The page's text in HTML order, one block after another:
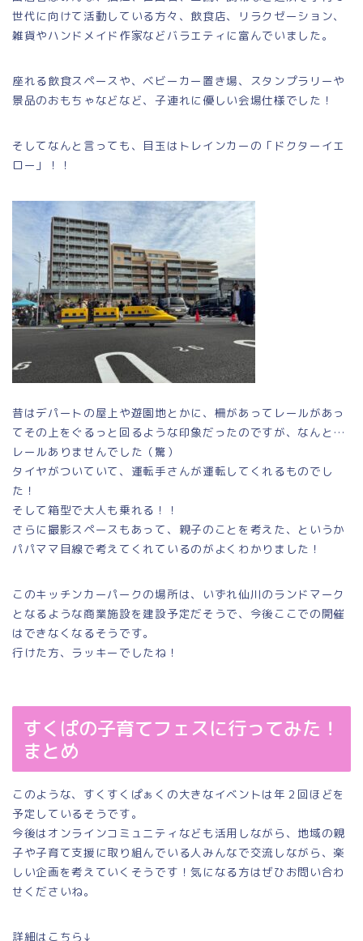
世代に向けて活動している方々、飲食店、リラクゼーション、
雑貨やハンドメイド作家などバラエティに富んでいました。
座れる飲食スペースや、ベビーカー置き場、スタンプラリーや
景品のおもちゃなどなど、子連れに優しい会場仕様でした！
そしてなんと言っても、目玉はトレインカーの「ドクターイエ
ロー」！！
昔はデパートの屋上や遊園地とかに、柵があってレールがあっ
てその上をぐるっと回るような印象だったのですが、なんと…
レールありませんでした（驚）
タイヤがついていて、運転手さんが運転してくれるものでし
た！
そして箱型で大人も乗れる！！
さらに撮影スペースもあって、親子のことを考えた、というか
パパママ目線で考えてくれているのがよくわかりました！
このキッチンカーパークの場所は、いずれ仙川のランドマーク
となるような商業施設を建設予定だそうで、今後ここでの開催
はできなくなるそうです。
行けた方、ラッキーでしたね！
すくぱの子育てフェスに行ってみた！
まとめ
このような、すくすくぱぁくの大きなイベントは年２回ほどを
予定しているそうです。
今後はオンラインコミュニティなども活用しながら、地域の親
子や子育て支援に取り組んでいる人みんなで交流しながら、楽
しい企画を考えていくそうです！気になる方はぜひお問い合わ
せくださいね。
詳細はこちら↓